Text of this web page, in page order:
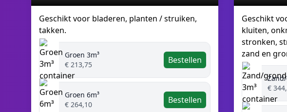
Geschikt voor bladeren, planten / struiken,
takken.
Groen 3m³
€ 213,75
Bestellen
Groen 6m³
€ 264,10
Bestellen
Geschikt
kluiten,
stronken,
zand en
€